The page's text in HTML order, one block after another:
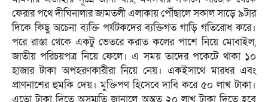
ফেরার পথে দীঘিনালার জামতলী এলাকায় পৌঁছালে সকাল সাড়ে ৯টার
দিকে কিছু অচেনা ব্যক্তি পর্যটকদের ব্যক্তিগত গাড়ি গতিরোধ করে।
পরে রাস্তা থেকে একটু ভেতরে করাত কলের পাশে নিয়ে মোবাইল,
জাতীয় পরিচয়পত্র নিয়ে ফেলে। এ সময় তাদের পকেটে থাকা ১০
হাজার টাকা অপহরণকারীরা নিয়ে নেয়। একইসাথে মারধর এবং
প্রাণনাশের হুমকি দেয়। মুক্তিপণ হিসেবে দাবি করে ৫০ লাখ টাকা।